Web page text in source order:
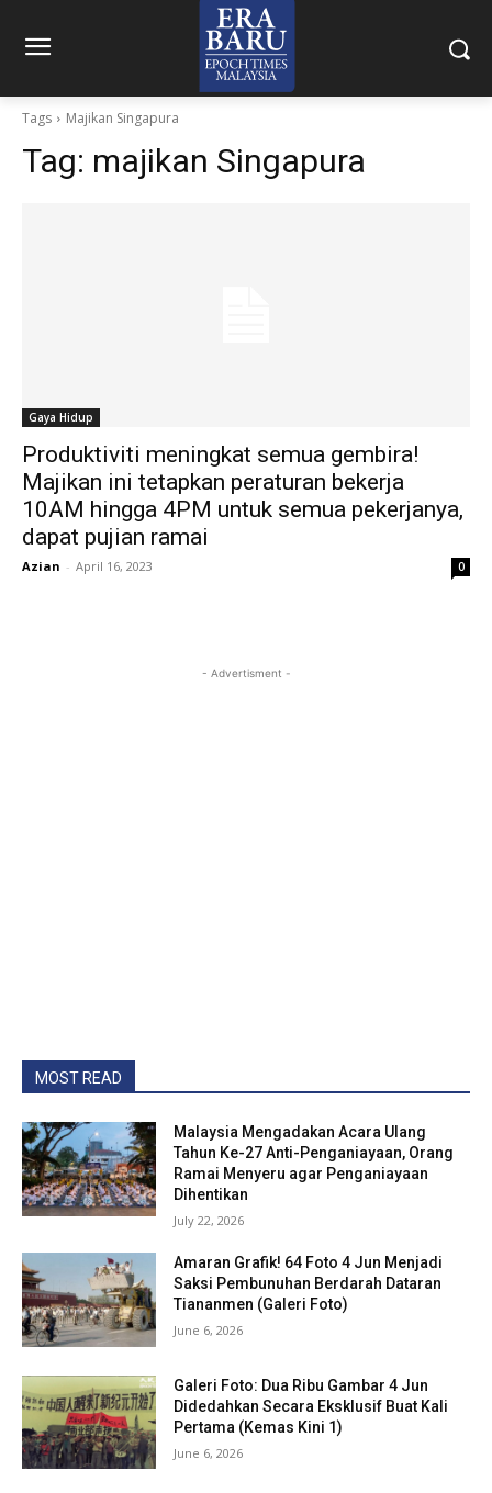
Tags Majikan Singapura
Tag: majikan Singapura
Gaya Hidup
Produktiviti meningkat semua gembira!
Majikan ini tetapkan peraturan bekerja
10AM hingga 4PM untuk semua pekerjanya,
dapat pujian ramai
Azian - April 16, 2023 0
- Advertisment -
MOST READ
Malaysia Mengadakan Acara Ulang
Tahun Ke-27 Anti-Penganiayaan, Orang
Ramai Menyeru agar Penganiayaan
Dihentikan
July 22, 2026
Amaran Grafik! 64 Foto 4 Jun Menjadi
Saksi Pembunuhan Berdarah Dataran
Tiananmen (Galeri Foto)
June 6, 2026
Galeri Foto: Dua Ribu Gambar 4 Jun
Didedahkan Secara Eksklusif Buat Kali
Pertama (Kemas Kini 1)
June 6, 2026